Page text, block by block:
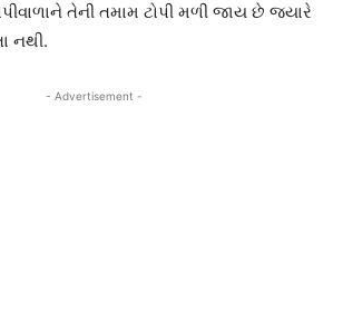
તેની તમામ ટોપી મળી જાય છે જયારે
નથી.
- Advertisement -